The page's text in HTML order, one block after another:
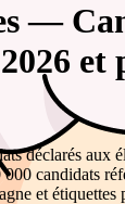
—
et
déclarés aux
candidats
et étiquettes